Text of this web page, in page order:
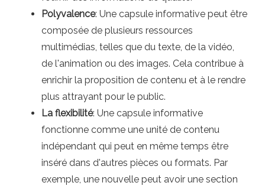
Polyvalence: Une capsule informative peut être
composée de plusieurs ressources
multimédias, telles que du texte, de la vidéo,
de l'animation ou des images. Cela contribue à
enrichir la proposition de contenu et à le rendre
plus attrayant pour le public.
La flexibilité: Une capsule informative
fonctionne comme une unité de contenu
indépendant qui peut en même temps être
inséré dans d'autres pièces ou formats. Par
exemple, une nouvelle peut avoir une section